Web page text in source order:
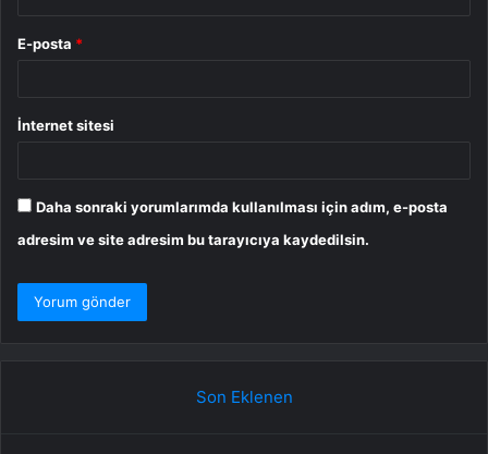
E-posta *
İnternet sitesi
Daha sonraki yorumlarımda kullanılması için adım, e-posta
adresim ve site adresim bu tarayıcıya kaydedilsin.
Son Eklenen